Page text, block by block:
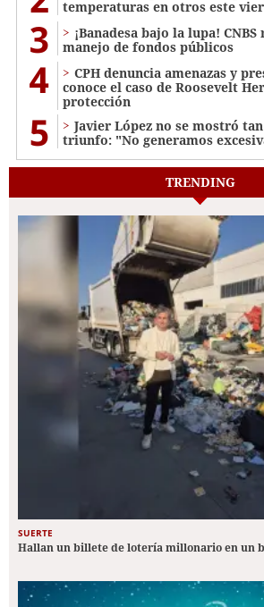
temperaturas en otros este
3
¡Banadesa bajo la lupa!
manejo de fondos públicos
4
CPH denuncia amenazas y
conoce el caso de Roosevelt
protección
5
Javier López no se mostró
triunfo: "No generamos
TRENDING
SUERTE
Hallan un billete de lotería millonario en un